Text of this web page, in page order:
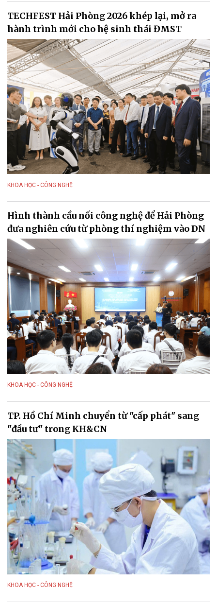
TECHFEST Hải Phòng 2026 khép lại, mở ra
hành trình mới cho hệ sinh thái ĐMST
KHOA HỌC - CÔNG NGHỆ
Hình thành cầu nối công nghệ để Hải Phòng
đưa nghiên cứu từ phòng thí nghiệm vào DN
KHOA HỌC - CÔNG NGHỆ
TP. Hồ Chí Minh chuyển từ "cấp phát" sang
"đầu tư" trong KH&CN
KHOA HỌC - CÔNG NGHỆ